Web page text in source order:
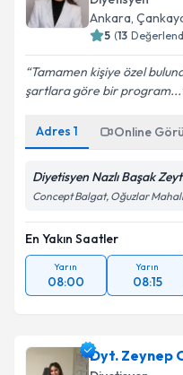
Diyetisyen
Ankara,
(
Tamamen kişiye özel
şartlara göre bir program...
Adres 1 Online
Diyetisyen Nazlı Başak
Concept Balgat, Oğuzlar
En Yakın Saatler
Yarın
08:00
Yarın
08:15
Dyt. Zeynep